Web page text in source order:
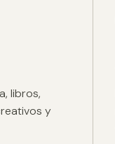
libros,
y